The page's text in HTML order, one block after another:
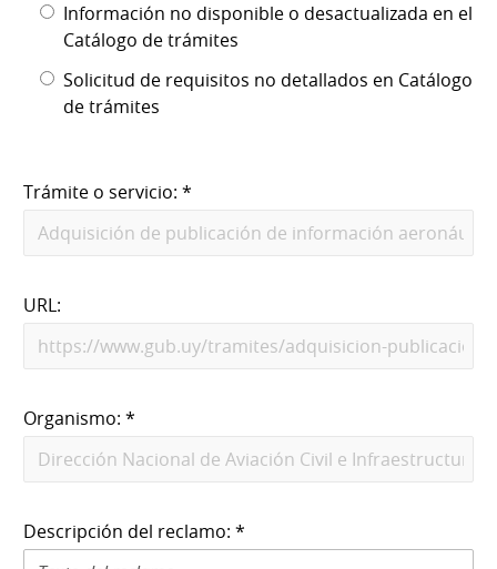
Información no disponible o desactualizada en el
Catálogo de trámites
Solicitud de requisitos no detallados en Catálogo
de trámites
Trámite o servicio: *
URL:
Organismo: *
Descripción del reclamo: *